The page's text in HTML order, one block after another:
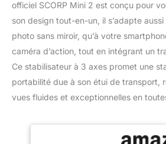
officiel SCORP Mini 2 est conçu pour
son design tout-en-un, il s’adapte
photo sans miroir, qu’à votre
caméra d’action, tout en intégrant un
Ce stabilisateur à 3 axes promet une
portabilité due à son étui de transport,
vues fluides et exceptionnelles en